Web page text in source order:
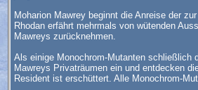
Moharion Mawrey beginnt die Anreise der
Rhodan erfährt mehrmals von wütenden
Mawreys zurücknehmen.
Als einige Monochrom-Mutanten schließlich
Mawreys Privaträumen ein und entdecken
Resident ist erschüttert. Alle Monochrom-